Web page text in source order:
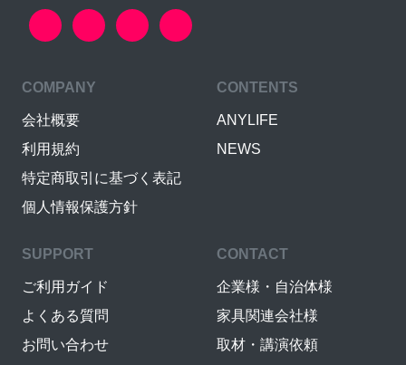
COMPANY
会社概要
利用規約
特定商取引に基づく表記
個人情報保護方針
CONTENTS
ANYLIFE
NEWS
SUPPORT
ご利用ガイド
よくある質問
お問い合わせ
CONTACT
企業様・自治体様
家具関連会社様
取材・講演依頼